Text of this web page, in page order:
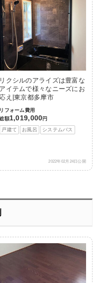
リクシルのアライズは豊富な
アイテムで様々なニーズにお
応え|東京都多摩市
リフォーム費用
額1,019,000円
戸建て
お風呂 システムバス
2022年02月24日公開